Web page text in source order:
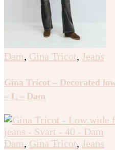
Dam, Gina Tricot, Jeans
Gina Tricot – Decorated
– L – Dam
Dam, Gina Tricot, Jeans